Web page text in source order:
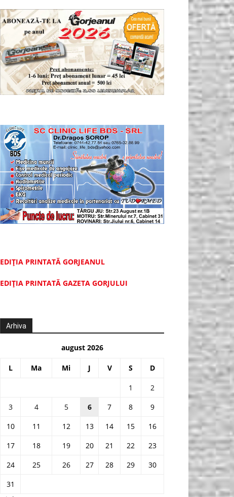
EDIȚIA PRINTATĂ GORJEANUL
EDIŢIA PRINTATĂ GAZETA GORJULUI
Arhiva
august 2026
L Ma Mi J V S D
1
2
3
4 5 6 7 8
9
10
11 12 13 14 15
16
17
18 19 20 21 22
23
24
25 26 27 28 29
30
31